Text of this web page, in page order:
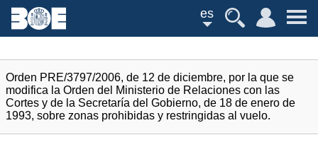
es
Orden PRE/3797/2006, de 12 de diciembre, por la que se
modifica la Orden del Ministerio de Relaciones con las
Cortes y de la Secretaría del Gobierno, de 18 de enero de
1993, sobre zonas prohibidas y restringidas al vuelo.